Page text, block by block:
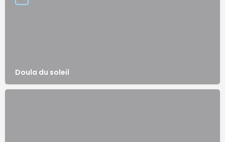
Doula du soleil